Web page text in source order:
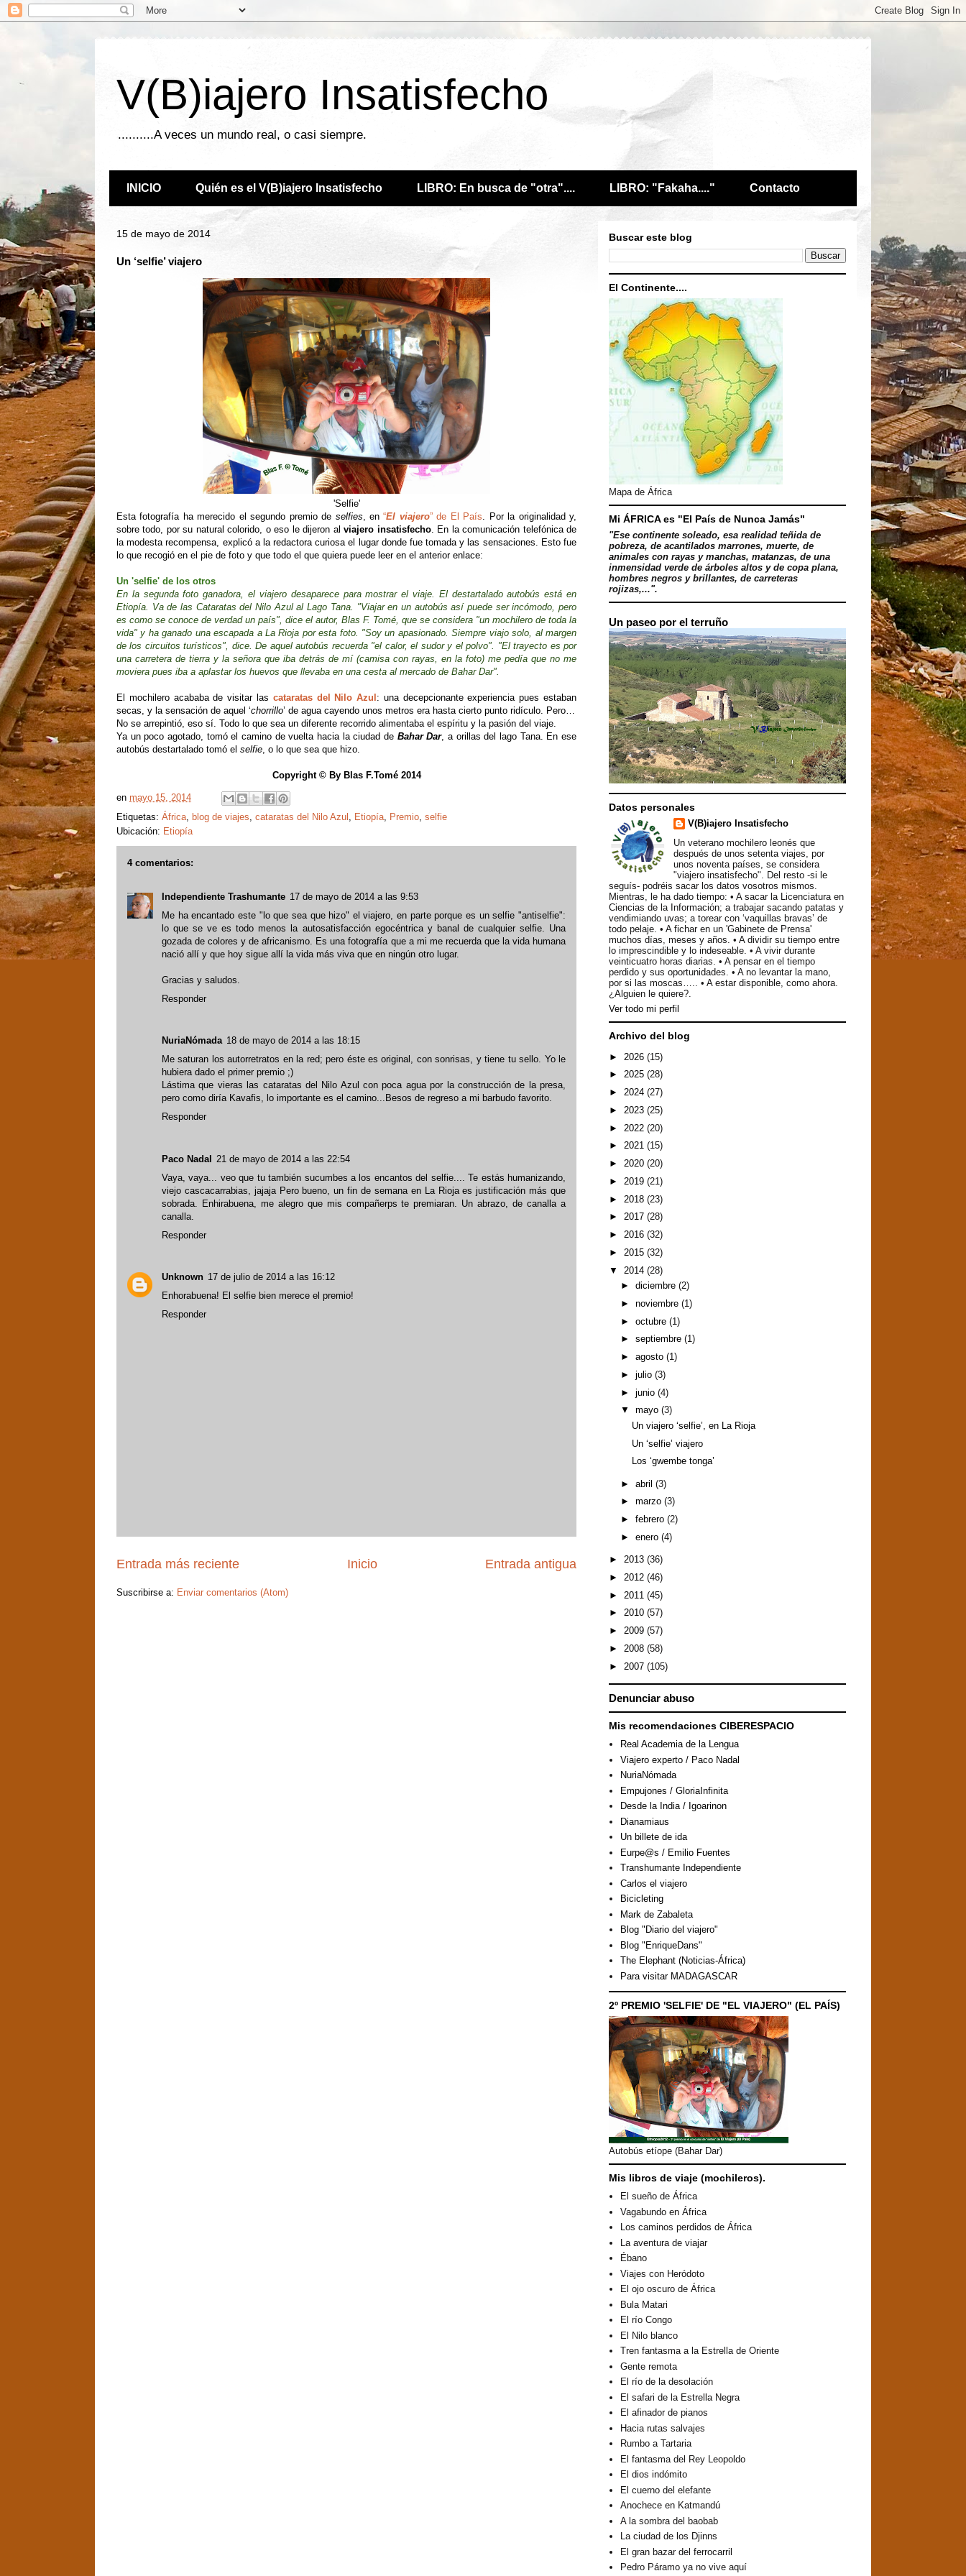
V(B)iajero Insatisfecho
..........A veces un mundo real, o casi siempre.
INICIO Quién es el V(B)iajero Insatisfecho LIBRO: En busca de "otra".... LIBRO: "Fakaha...." Contacto
15 de mayo de 2014
Un ‘selfie’ viajero
'Selfie'
Esta fotografía ha merecido el segundo premio de selfies, en“El viajero” de El País. Por la originalidad y,
sobre todo, por su natural colorido, o eso le dijeron alviajero insatisfecho. En la comunicación telefónica de
la modesta recompensa, explicó a la redactora curiosa el lugar donde fue tomada y las sensaciones. Esto fue
lo que recogió en el pie de foto y que todo el que quiera puede leer en el anterior enlace:
Un 'selfie' de los otros
En la segunda foto ganadora, el viajero desaparece para mostrar el viaje. El destartalado autobús está en
Etiopía. Va de las Cataratas del Nilo Azul al Lago Tana. "Viajar en un autobús así puede ser incómodo, pero
es como se conoce de verdad un país", dice el autor, Blas F. Tomé, que se considera "un mochilero de toda la
vida" y ha ganado una escapada a La Rioja por esta foto. "Soy un apasionado. Siempre viajo solo, al margen
de los circuitos turísticos", dice. De aquel autobús recuerda "el calor, el sudor y el polvo". "El trayecto es por
una carretera de tierra y la señora que iba detrás de mí (camisa con rayas, en la foto) me pedía que no me
moviera pues iba a aplastar los huevos que llevaba en una cesta al mercado de Bahar Dar".
El mochilero acababa de visitar las cataratas del Nilo Azul : una decepcionante experiencia pues estaban
secas, y la sensación de aquel ‘chorrillo’ de agua cayendo unos metros era hasta cierto punto ridículo. Pero…
No se arrepintió, eso sí. Todo lo que sea un diferente recorrido alimentaba el espíritu y la pasión del viaje.
Ya un poco agotado, tomó el camino de vuelta hacia la ciudad de Bahar Dar, a orillas del lago Tana. En ese
autobús destartalado tomó el selfie, o lo que sea que hizo.
Copyright © By Blas F.Tomé 2014
en mayo 15, 2014
Etiquetas: África, blog de viajes, cataratas del Nilo Azul , Etiopía, Premio, selfie
Ubicación: Etiopía
4 comentarios:
Independiente Trashumante 17 de mayo de 2014 a las 9:53
Me ha encantado este "lo que sea que hizo" el viajero, en parte porque es un selfie "antiselfie":
lo que se ve es todo menos la autosatisfacción egocéntrica y banal de cualquier selfie. Una
gozada de colores y de africanismo. Es una fotografía que a mi me recuerda que la vida humana
nació allí y que hoy sigue allí la vida más viva que en ningún otro lugar.
Gracias y saludos.
Responder
NuriaNómada 18 de mayo de 2014 a las 18:15
Me saturan los autorretratos en la red; pero éste es original, con sonrisas, y tiene tu sello. Yo le
hubiera dado el primer premio ;)
Lástima que vieras las cataratas del Nilo Azul con poca agua por la construcción de la presa,
pero como diría Kavafis, lo importante es el camino...Besos de regreso a mi barbudo favorito.
Responder
Paco Nadal 21 de mayo de 2014 a las 22:54
Vaya, vaya... veo que tu también sucumbes a los encantos del selfie.... Te estás humanizando,
viejo cascacarrabias, jajaja Pero bueno, un fin de semana en La Rioja es justificación más que
sobrada. Enhirabuena, me alegro que mis compañerps te premiaran. Un abrazo, de canalla a
canalla.
Responder
Unknown 17 de julio de 2014 a las 16:12
Enhorabuena! El selfie bien merece el premio!
Responder
Entrada más reciente Entrada antigua
Inicio
Suscribirse a: Enviar comentarios (Atom)
Buscar este blog
El Continente....
Mapa de África
Mi ÁFRICA es "El País de Nunca Jamás"
"Ese continente soleado, esa realidad teñida de
pobreza, de acantilados marrones, muerte, de
animales con rayas y manchas, matanzas, de una
inmensidad verde de árboles altos y de copa plana,
hombres negros y brillantes, de carreteras
rojizas,...".
Un paseo por el terruño
Datos personales
V(B)iajero Insatisfecho
Un veterano mochilero leonés que
después de unos setenta viajes, por
unos noventa países, se considera
"viajero insatisfecho". Del resto -si le
seguís- podréis sacar los datos vosotros mismos.
Mientras, le ha dado tiempo: • A sacar la Licenciatura en
Ciencias de la Información; a trabajar sacando patatas y
vendimiando uvas; a torear con ‘vaquillas bravas’ de
todo pelaje. • A fichar en un 'Gabinete de Prensa'
muchos días, meses y años. • A dividir su tiempo entre
lo imprescindible y lo indeseable. • A vivir durante
veinticuatro horas diarias. • A pensar en el tiempo
perdido y sus oportunidades. • A no levantar la mano,
por si las moscas….. • A estar disponible, como ahora.
¿Alguien le quiere?.
Ver todo mi perfil
Archivo del blog
► 2026 (15)
► 2025 (28)
► 2024 (27)
► 2023 (25)
► 2022 (20)
► 2021 (15)
► 2020 (20)
► 2019 (21)
► 2018 (23)
► 2017 (28)
► 2016 (32)
► 2015 (32)
▼ 2014 (28)
► diciembre (2)
► noviembre (1)
► octubre (1)
► septiembre (1)
► agosto (1)
► julio (3)
► junio (4)
▼ mayo (3)
Un viajero ‘selfie’, en La Rioja
Un ‘selfie’ viajero
Los ‘gwembe tonga’
► abril (3)
► marzo (3)
► febrero (2)
► enero (4)
► 2013 (36)
► 2012 (46)
► 2011 (45)
► 2010 (57)
► 2009 (57)
► 2008 (58)
► 2007 (105)
Denunciar abuso
Mis recomendaciones CIBERESPACIO
Real Academia de la Lengua
Viajero experto / Paco Nadal
NuriaNómada
Empujones / GloriaInfinita
Desde la India / Igoarinon
Dianamiaus
Un billete de ida
Eurpe@s / Emilio Fuentes
Transhumante Independiente
Carlos el viajero
Bicicleting
Mark de Zabaleta
Blog "Diario del viajero"
Blog "EnriqueDans"
The Elephant (Noticias-África)
Para visitar MADAGASCAR
2º PREMIO 'SELFIE' DE "EL VIAJERO" (EL PAÍS)
Autobús etíope (Bahar Dar)
Mis libros de viaje (mochileros).
El sueño de África
Vagabundo en África
Los caminos perdidos de África
La aventura de viajar
Ébano
Viajes con Heródoto
El ojo oscuro de África
Bula Matari
El río Congo
El Nilo blanco
Tren fantasma a la Estrella de Oriente
Gente remota
El río de la desolación
El safari de la Estrella Negra
El afinador de pianos
Hacia rutas salvajes
Rumbo a Tartaria
El fantasma del Rey Leopoldo
El dios indómito
El cuerno del elefante
Anochece en Katmandú
A la sombra del baobab
La ciudad de los Djinns
El gran bazar del ferrocarril
Pedro Páramo ya no vive aquí